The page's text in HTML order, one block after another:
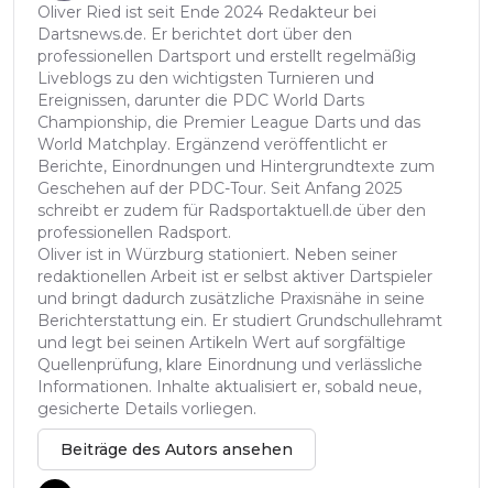
Oliver Ried ist seit Ende 2024 Redakteur bei
Dartsnews.de. Er berichtet dort über den
professionellen Dartsport und erstellt regelmäßig
Liveblogs zu den wichtigsten Turnieren und
Ereignissen, darunter die PDC World Darts
Championship, die Premier League Darts und das
World Matchplay. Ergänzend veröffentlicht er
Berichte, Einordnungen und Hintergrundtexte zum
Geschehen auf der PDC-Tour. Seit Anfang 2025
schreibt er zudem für Radsportaktuell.de über den
professionellen Radsport.
Oliver ist in Würzburg stationiert. Neben seiner
redaktionellen Arbeit ist er selbst aktiver Dartspieler
und bringt dadurch zusätzliche Praxisnähe in seine
Berichterstattung ein. Er studiert Grundschullehramt
und legt bei seinen Artikeln Wert auf sorgfältige
Quellenprüfung, klare Einordnung und verlässliche
Informationen. Inhalte aktualisiert er, sobald neue,
gesicherte Details vorliegen.
Beiträge des Autors ansehen